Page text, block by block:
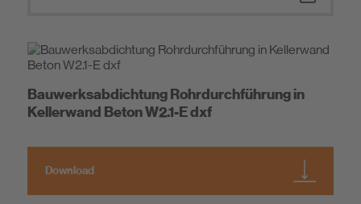
Bauwerksabdichtung Rohrdurchführung in
Kellerwand Beton W2.1-E dxf
Download